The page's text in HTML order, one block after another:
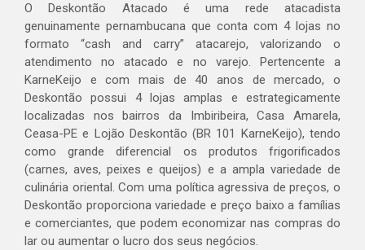
O Deskontão Atacado é uma rede atacadista
genuinamente pernambucana que conta com 4 lojas no
formato “cash and carry” atacarejo, valorizando o
atendimento no atacado e no varejo. Pertencente a
KarneKeijo e com mais de 40 anos de mercado, o
Deskontão possui 4 lojas amplas e estrategicamente
localizadas nos bairros da Imbiribeira, Casa Amarela,
Ceasa-PE e Lojão Deskontão (BR 101 KarneKeijo), tendo
como grande diferencial os produtos frigorificados
(carnes, aves, peixes e queijos) e a ampla variedade de
culinária oriental. Com uma política agressiva de preços, o
Deskontão proporciona variedade e preço baixo a famílias
e comerciantes, que podem economizar nas compras do
lar ou aumentar o lucro dos seus negócios.